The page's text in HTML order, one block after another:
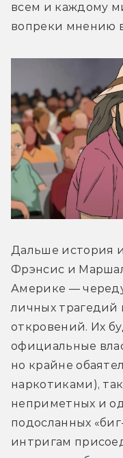
всем и каждому
вопреки мнению
Дальше история
Фрэнсис и
Америке —
личных
откровений. Их
официальные
но крайне
наркотиками),
неприметных и
подосланных
интригам